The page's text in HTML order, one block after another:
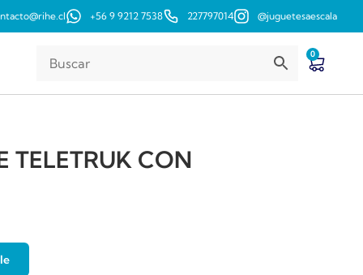
+56 9 9212 7538 227797014 @juguetesaescala
0
TELETRUK CON